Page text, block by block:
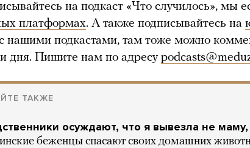
на подкаст «Что случилось», мы
платформах. А также подписывайтесь на
нашими подкастами, там тоже можно
дня. Пишите нам по адресу
ТАКЖЕ
осуждают, что я вывезла не маму,
беженцы спасают своих домашних